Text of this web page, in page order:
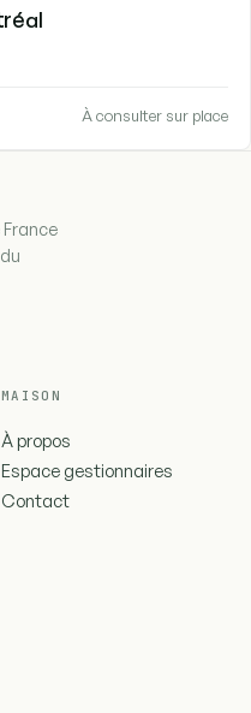
À consulter sur place
MAISON
À propos
Espace gestionnaires
Contact